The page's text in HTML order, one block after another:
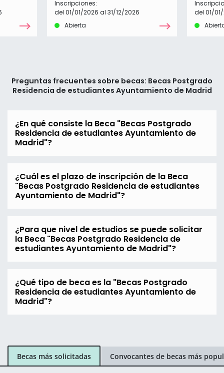
Inscripciones:
del 01/01/2026 al 31/12/2026
Abierta
del 01/
Preguntas frecuentes sobre becas: Becas Postgrado
Residencia de estudiantes Ayuntamiento de Madrid
¿En qué consiste la Beca "Becas Postgrado
Residencia de estudiantes Ayuntamiento de
Madrid"?
¿Cuál es el plazo de inscripción de la Beca
"Becas Postgrado Residencia de estudiantes
Ayuntamiento de Madrid"?
¿Para que nivel de estudios se puede solicitar
la Beca "Becas Postgrado Residencia de
estudiantes Ayuntamiento de Madrid"?
¿Qué tipo de beca es la "Becas Postgrado
Residencia de estudiantes Ayuntamiento de
Madrid"?
Becas más solicitadas Convocantes de becas más